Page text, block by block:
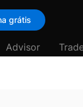
grátis
Advisor